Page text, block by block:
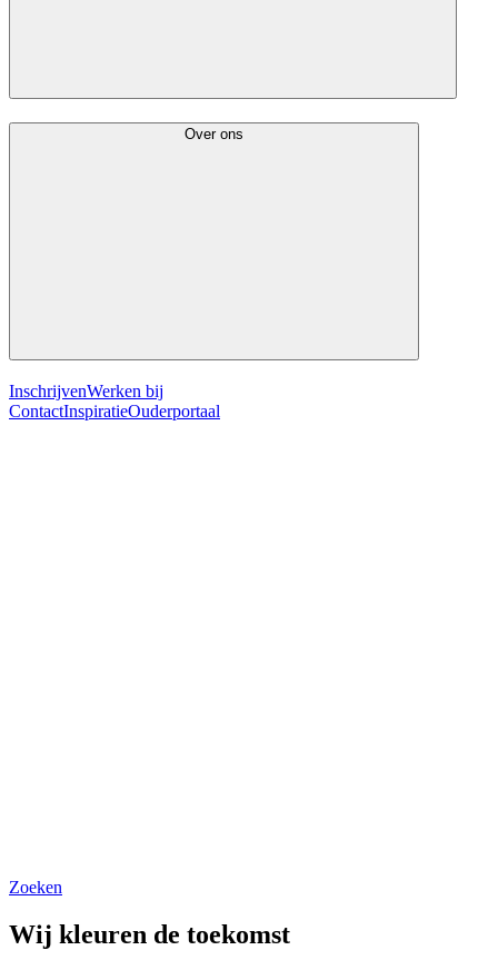
Over ons
InschrijvenWerken bij
ContactInspiratieOuderportaal
Zoeken
Wij kleuren de toekomst